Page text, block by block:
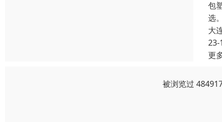
包
选
大
23-
更
被浏览过